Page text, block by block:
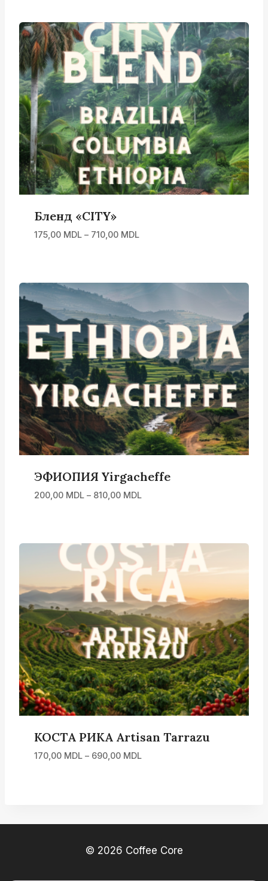
810,00 MDL
Бленд «CITY»
175,00 MDL – 710,00 MDLДиапазон
710,00 MDL
ЭФИОПИЯ Yirgacheffe
200,00 MDL – 810,00 MDLДиапазон
810,00 MDL
КОСТА РИКА Artisan Tarrazu
170,00 MDL – 690,00 MDLДиапазон
© 2026 Coffee Core